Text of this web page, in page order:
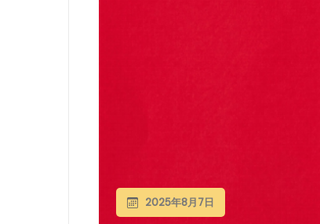
2025年8月7日